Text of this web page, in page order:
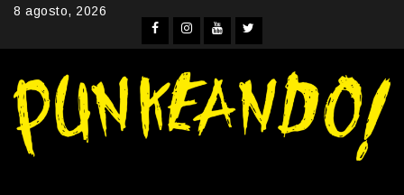
Skip8 agosto, 2026
Facebook
Instagram
YouTube
Twitter